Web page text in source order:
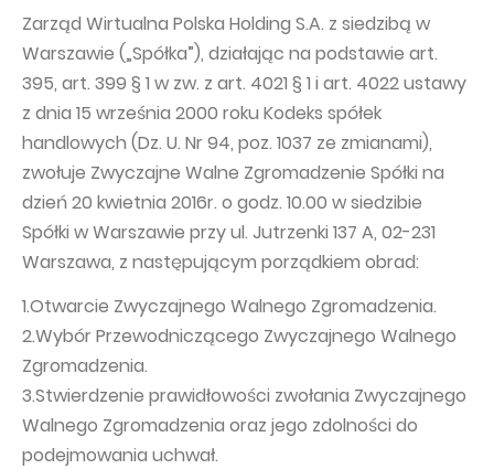
Extradom
Wirtualne Media
WPH Calendar
CORPORATE GOVERNANCE
Statute
Management Board
Supervisory Board
Capital Group Structure
Auditor
General meeting of Shareholders
Best practices
Remuneration policy
Zarząd Wirtualna Polska Holding S.A. z siedzibą w
Warszawie („Spółka”), działając na podstawie art.
395, art. 399 § 1 w zw. z art. 4021 § 1 i art. 4022 ustawy
z dnia 15 września 2000 roku Kodeks spółek
handlowych (Dz. U. Nr 94, poz. 1037 ze zmianami),
zwołuje Zwyczajne Walne Zgromadzenie Spółki na
dzień 20 kwietnia 2016r. o godz. 10.00 w siedzibie
Spółki w Warszawie przy ul. Jutrzenki 137 A, 02-231
Warszawa, z następującym porządkiem obrad:
1.Otwarcie Zwyczajnego Walnego Zgromadzenia.
2.Wybór Przewodniczącego Zwyczajnego Walnego
Zgromadzenia.
3.Stwierdzenie prawidłowości zwołania Zwyczajnego
Walnego Zgromadzenia oraz jego zdolności do
podejmowania uchwał.